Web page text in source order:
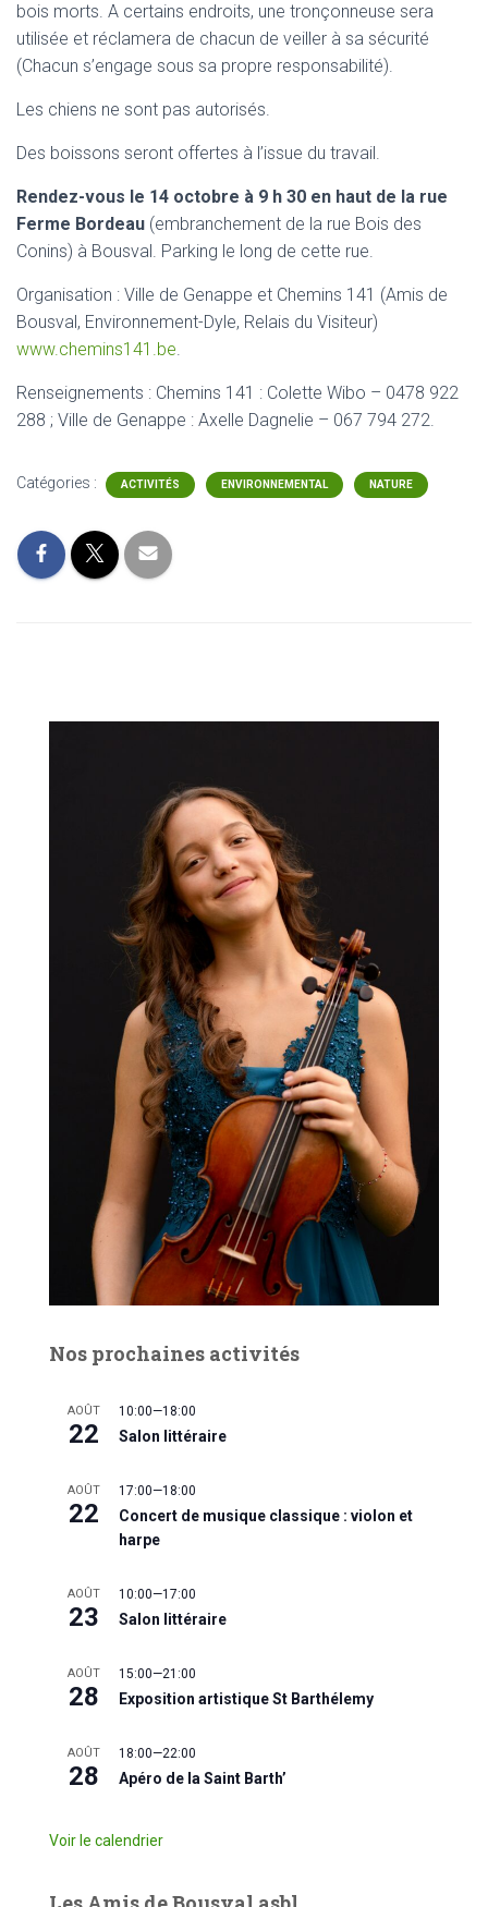
bois morts. A certains endroits, une tronçonneuse sera
utilisée et réclamera de chacun de veiller à sa sécurité
(Chacun s’engage sous sa propre responsabilité).
Les chiens ne sont pas autorisés.
Des boissons seront offertes à l’issue du travail.
Rendez-vous le 14 octobre à 9 h 30 en haut de la rue
Ferme Bordeau (embranchement de la rue Bois des
Conins) à Bousval. Parking le long de cette rue.
Organisation : Ville de Genappe et Chemins 141 (Amis de
Bousval, Environnement-Dyle, Relais du Visiteur)
www.chemins141.be.
Renseignements : Chemins 141 : Colette Wibo – 0478 922
288 ; Ville de Genappe : Axelle Dagnelie – 067 794 272.
Catégories : ACTIVITÉS ENVIRONNEMENTAL NATURE
Nos prochaines activités
AOÛT
22
10:00—18:00
Salon littéraire
AOÛT
22
17:00—18:00
Concert de musique classique : violon et
harpe
AOÛT
23
10:00—17:00
Salon littéraire
AOÛT
28
15:00—21:00
Exposition artistique St Barthélemy
AOÛT
28
18:00—22:00
Apéro de la Saint Barth’
Voir le calendrier